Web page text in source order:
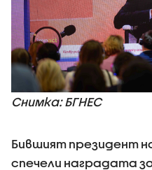
Снимка: БГНЕС
Бившият президент
спечели наградата